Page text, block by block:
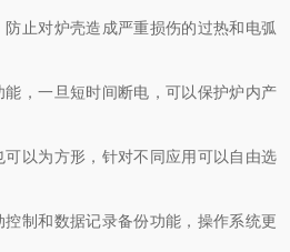
止对炉壳造成严重损伤的过热和电弧
，一旦短时间断电，可以保护炉内产
以为方形，针对不同应用可以自由选
制和数据记录备份功能，操作系统更